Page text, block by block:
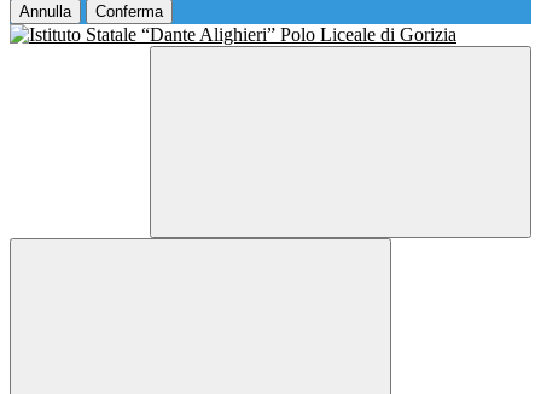
Annulla Conferma